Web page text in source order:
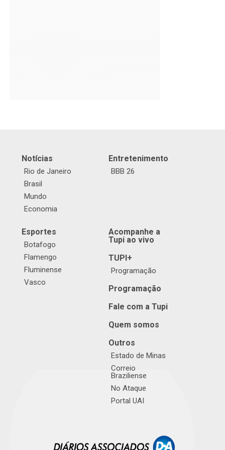
Notícias
Rio de Janeiro
Brasil
Mundo
Economia
Entretenimento
BBB 26
Esportes
Botafogo
Flamengo
Fluminense
Vasco
Acompanhe a
Tupi ao vivo
TUPI+
Programação
Programação
Fale com a Tupi
Quem somos
Outros
Estado de Minas
Correio
Braziliense
No Ataque
Portal UAI